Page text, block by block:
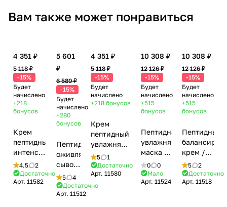
Вам также может понравиться
4 351 ₽
5 118 ₽
-15%
Будет
начислено
+218
бонусов
Крем
пептидный
интенсивный
зимний /
Intense
Cold
4.5
2
Достаточно
Арт. 11582
5 601
₽
6 589 ₽
-15%
Будет
начислено
+280
бонусов
Пептидная
оживляющая
сыворотка
/
Vitality
Serum,
5
4
Достаточно
Арт.11512
4 351 ₽
5 118 ₽
-15%
Будет
начислено
+218 бонусов
Крем
пептидный
увлажняющий
с 10%
молочной
кислотой /
10% Lactic
5
1
Достаточно
Арт. 11580
10 308 ₽
12 126 ₽
-15%
Будет
начислено
+515
бонусов
Пептидная
увлажняющая
маска /
Hydra
Vitality
Mask,
0
0
Мало
Арт.11524
10 308 ₽
12 126 ₽
-15%
Будет
начислено
+515
бонусов
Пептидный
крем /
Balancing
moisturizer,
Nutri-
5
2
Достаточно
Арт. 11518